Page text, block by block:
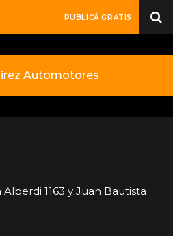
PUBLICÁ GRATIS
Automotores
1163 y Juan Bautista